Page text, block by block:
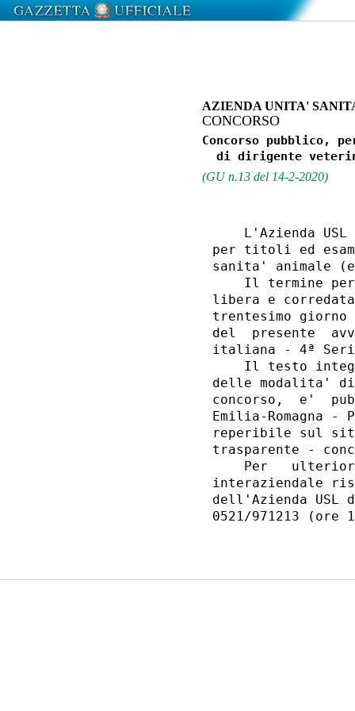
AZIENDA UNITA'
CONCORSO
Concorso pubblico,
(GU n.13 del 14-2-2020)
L'Azienda USL
per titoli ed
sanita' animale
Il termine
libera e
trentesimo
del  presente
italiana - 4ª
Il testo
delle modalita'
concorso,  e'
Emilia-Romagna
reperibile sul
trasparente -
Per
interaziendale
dell'Azienda USL
0521/971213